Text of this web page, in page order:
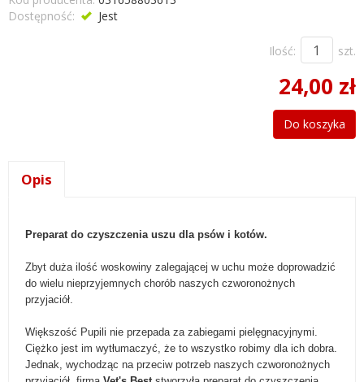
Dostępność:
Jest
Ilość: szt.
24,00 zł
Do koszyka
Opis
Preparat do czyszczenia uszu dla psów i kotów.
Zbyt duża ilość woskowiny zalegającej w uchu może doprowadzić
do wielu nieprzyjemnych chorób naszych czworonożnych
przyjaciół.
Większość Pupili nie przepada za zabiegami pielęgnacyjnymi.
Ciężko jest im wytłumaczyć, że to wszystko robimy dla ich dobra.
Jednak, wychodząc na przeciw potrzeb naszych czworonożnych